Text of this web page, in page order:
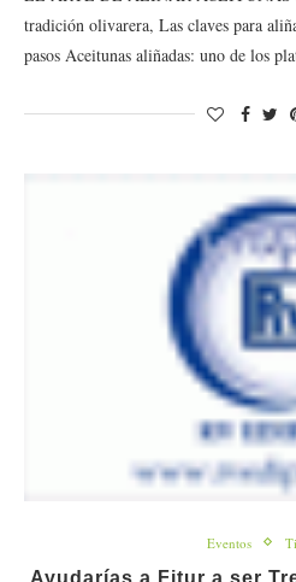
tradición olivarera, Las claves para
pasos Aceitunas aliñadas: uno de los
Eventos
Ayudarías a Fitur a ser